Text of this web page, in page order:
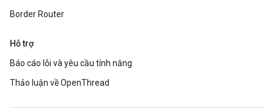
Border Router
Hỗ trợ
Báo cáo lỗi và yêu cầu tính năng
Thảo luận về OpenThread